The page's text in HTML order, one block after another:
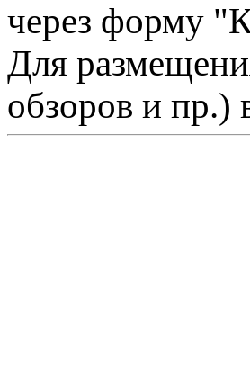
через форму
Для
обзоров и пр.)